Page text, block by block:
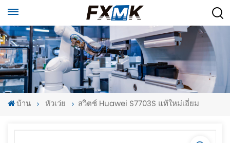
บ้าน หัวเว่ย สวิตช์ Huawei S7703S แท้ใหม่เอี่ยม